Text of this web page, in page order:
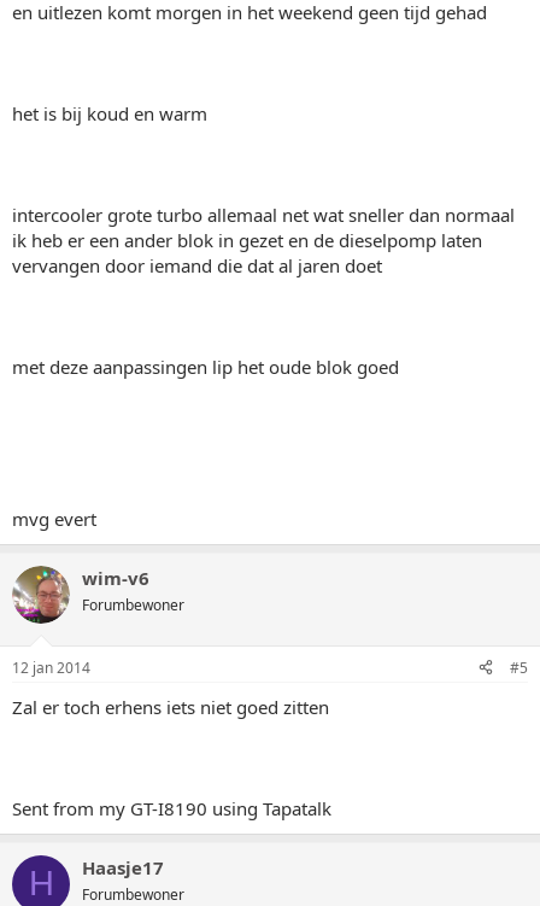
en uitlezen komt morgen in het weekend geen tijd gehad
het is bij koud en warm
intercooler grote turbo allemaal net wat sneller dan normaal
ik heb er een ander blok in gezet en de dieselpomp laten
vervangen door iemand die dat al jaren doet
met deze aanpassingen lip het oude blok goed
mvg evert
wim-v6
Forumbewoner
12 jan 2014 #5
Zal er toch erhens iets niet goed zitten
Sent from my GT-I8190 using Tapatalk
H Haasje17
Forumbewoner